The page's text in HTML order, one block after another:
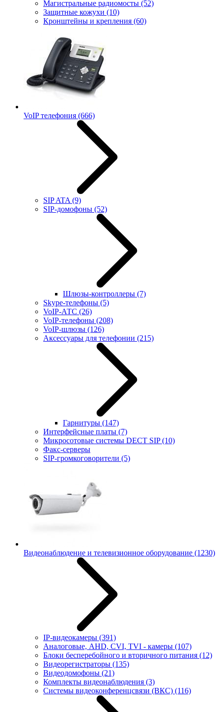
Магистральные радиомосты (52)
Защитные кожухи (10)
Кронштейны и крепления (60)
VoIP телефония (666)
SIP ATA (9)
SIP-домофоны (52)
Шлюзы-контроллеры (7)
Skype-телефоны (5)
VoIP-АТС (26)
VoIP-телефоны (208)
VoIP-шлюзы (126)
Аксессуары для телефонии (215)
Гарнитуры (147)
Интерфейсные платы (7)
Микросотовые системы DECT SIP(10)
Факс-серверы
SIP-громкоговорители (5)
Видеонаблюдение и телевизионное оборудование (1230)
IP-видеокамеры (391)
Аналоговые, AHD, CVI, TVI - камеры (107)
Блоки бесперебойного и вторичного питания (12)
Видеорегистраторы (135)
Видеодомофоны (21)
Комплекты видеонаблюдения (3)
Системы видеоконференцсвязи (ВКС) (116)